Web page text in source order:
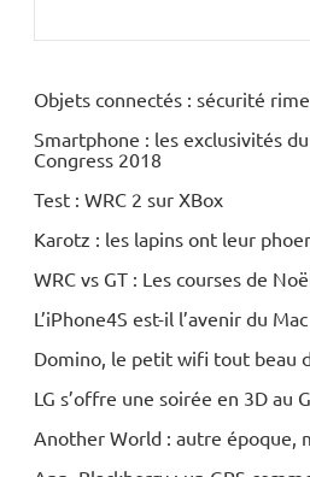
Objets connectés : sécurité
Smartphone : les exclusivités
Congress 2018
Test : WRC 2 sur XBox
Karotz : les lapins ont leur
WRC vs GT : Les courses de
L’iPhone4S est-il l’avenir du Mac
Domino, le petit wifi tout beau
LG s’offre une soirée en 3D au
Another World : autre époque,